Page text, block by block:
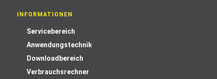
INFORMATIONEN
Servicebereich
Anwendungstechnik
Downloadbereich
Verbrauchsrechner